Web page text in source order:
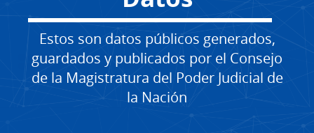
Estos son datos públicos generados,
guardados y publicados por el Consejo
de la Magistratura del Poder Judicial de
la Nación